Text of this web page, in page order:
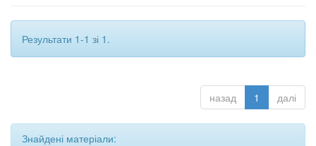
Результати 1-1 зі 1.
назад 1 далі
Знайдені матеріали: